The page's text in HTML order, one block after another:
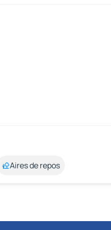
Aires de repos